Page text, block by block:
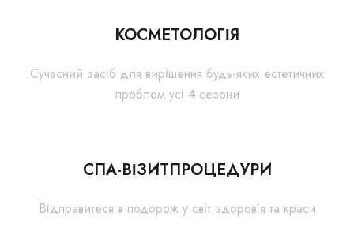
КОСМЕТОЛОГІЯ
Сучасний засіб для вирішення будь-яких естетичних
проблем усі 4 сезони
СПА-ВІЗИТПРОЦЕДУРИ
Відправитеся в подорож у світ здоров’я та краси